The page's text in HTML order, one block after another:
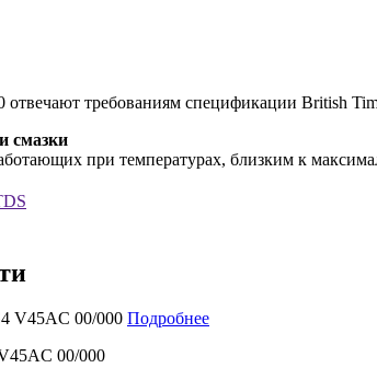
отвечают требованиям спецификации British
смазки
при температурах, близким к
Подробнее
00/000